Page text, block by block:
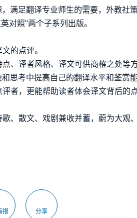
满足翻译专业师生的需要，外教社
对照”两个子系列出版。
的点评。
、译者风格、译文可供商榷之处等
思考中提高自己的翻译水平和鉴赏能
者，更能帮助读者体会译文背后的
、散文、戏剧兼收并蓄，蔚为大观
报 分享